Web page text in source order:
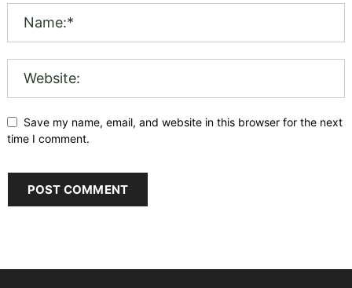
Save my name, email, and website in this browser for the next
time I comment.